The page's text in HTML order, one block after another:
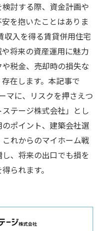
討する際、資金計画や
を抱いたことはありま
収入を得る賃貸併用住宅
将来の資産運用に魅力
税金、売却時の損失な
在します。本記事で
マに、リスクを押さえつ
テージ株式会社」とし
ポイント、建築会社選
れからのマイホーム戦
、将来の出口でも損を
られます。